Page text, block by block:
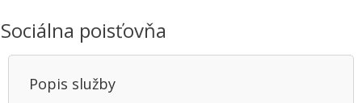
Sociálna poisťovňa
Popis služby